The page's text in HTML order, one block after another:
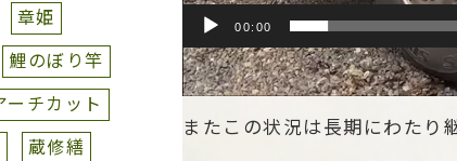
00:00
様々な世界情勢により日本へ
またこの状況は長期にわたり
章姫
鯉のぼり竿
ーチカット
蔵修繕